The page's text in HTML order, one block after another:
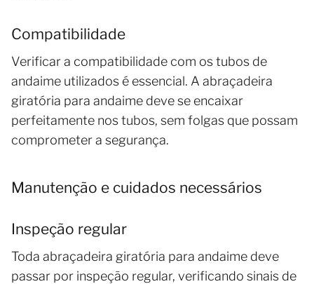
Compatibilidade
Verificar a compatibilidade com os tubos de
andaime utilizados é essencial. A abraçadeira
giratória para andaime deve se encaixar
perfeitamente nos tubos, sem folgas que possam
comprometer a segurança.
Manutenção e cuidados necessários
Inspeção regular
Toda abraçadeira giratória para andaime deve
passar por inspeção regular, verificando sinais de